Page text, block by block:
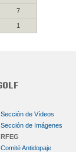
7
1
Sección de Vídeos
Sección de Imágenes
RFEG
Comité Antidopaje